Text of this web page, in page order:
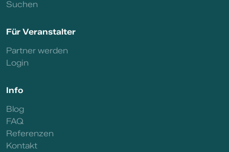
Suchen
Für Veranstalter
Partner werden
Login
Info
Blog
FAQ
Referenzen
Kontakt